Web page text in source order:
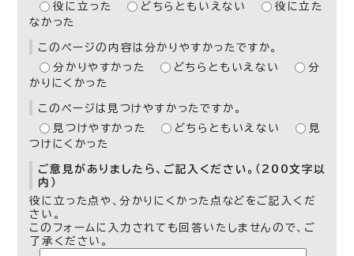
役に立った
どちらともいえない
役に立た
なかった
このページの内容は分かりやすかったですか。
分かりやすかった
どちらともいえない
分
かりにくかった
このページは見つけやすかったですか。
見つけやすかった
どちらともいえない
見
つけにくかった
ご意見がありましたら、ご記入ください。（200文字以
内）
役に立った点や、分かりにくかった点などをご記入くだ
さい。
このフォームに入力されても回答いたしませんので、ご
了承ください。